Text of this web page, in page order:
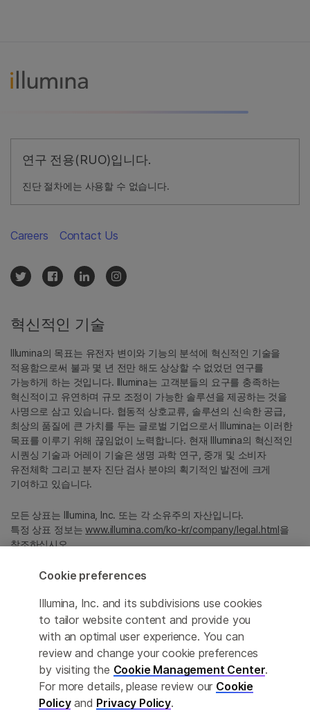
연구 전용(RUO)입니다.
진단 절차에는 사용할 수 없습니다.
정확한 번역을 제공하고자 합당한 노력을 기울였으나, 자동 번역은
혁신적인 기술
Illumina의 목표는 유전자 변이와 기능의 분석에 혁신적인 기술을
적용함으로써 불과 몇 년 전만 해도 상상할 수 없었던 연구를
가능하게 하는 것입니다. Illumina는 고객분들의 요구를 충족하는
혁신적이고 유연하며 규모 조정이 가능한 솔루션을 제공하는 것을
사명으로 삼고 있습니다. 협동적 상호교류, 솔루션의 신속한 공급,
최상의 품질에 큰 가치를 두는 글로벌 기업으로서 Illumina는 이러한
목표를 이루기 위해 끊임없이 노력합니다. 현재 Illumina의 혁신적인
시퀀싱 기술과 어레이 기술은 생명 과학 연구, 중개 및 소비자
유전체학 그리고 분자 진단 검사 분야의 획기적인 발전에 크게
기여하고 있습니다.
모든 상표는 Illumina, Inc. 또는 각 소유주의 자산입니다.
특정 상표 정보는www.illumina.com/ko-kr/company/legal.html을
참조하십시오.
Privacy Policy
Careers Contact Us
© 2026 Illumina, Inc. All rights reserved.
Cookie preferences
Illumina, Inc. and its subdivisions use cookies
to tailor website content and provide you
with an optimal user experience. You can
review and change your cookie preferences
by visiting the Cookie Management Center.
For more details, please review our Cookie
Policyand Privacy Policy.